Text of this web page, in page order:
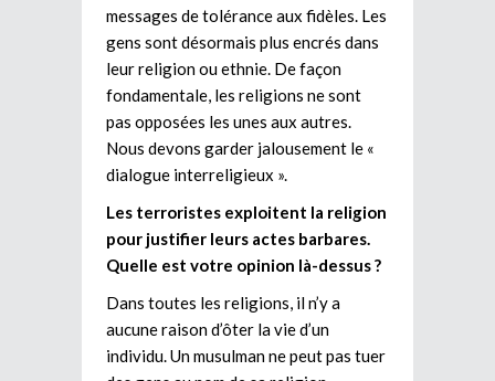
messages de tolérance aux fidèles. Les
gens sont désormais plus encrés dans
leur religion ou ethnie. De façon
fondamentale, les religions ne sont
pas opposées les unes aux autres.
Nous devons garder jalousement le «
dialogue interreligieux ».
Les terroristes exploitent la religion
pour justifier leurs actes barbares.
Quelle est votre opinion là-dessus ?
Dans toutes les religions, il n’y a
aucune raison d’ôter la vie d’un
individu. Un musulman ne peut pas tuer